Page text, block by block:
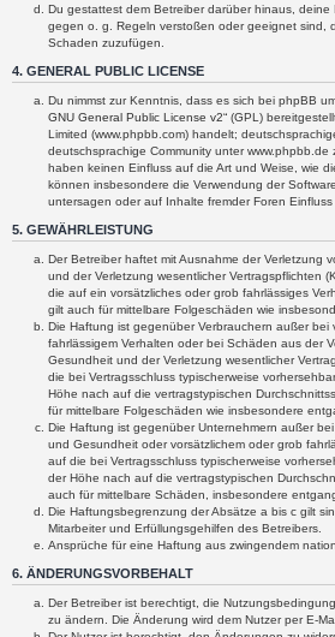
Du gestattest dem Betreiber darüber hinaus,
gegen o. g. Regeln verstoßen oder geeignet sind,
Schaden zuzufügen.
4. GENERAL PUBLIC LICENSE
Du nimmst zur Kenntnis, dass es sich bei phpBB
GNU General Public License v2“ (GPL)
Limited (www.phpbb.com) handelt;
deutschsprachige Community unter www.phpbb.de
haben keinen Einfluss auf die Art und Weise, wie
können insbesondere die Verwendung der
untersagen oder auf Inhalte fremder Foren Einfluss
5. GEWÄHRLEISTUNG
Der Betreiber haftet mit Ausnahme der Verletzung
und der Verletzung wesentlicher Vertragspflichten
die auf ein vorsätzliches oder grob fahrlässiges
gilt auch für mittelbare Folgeschäden wie
Die Haftung ist gegenüber Verbrauchern außer bei
fahrlässigem Verhalten oder bei Schäden aus der
Gesundheit und der Verletzung wesentlicher
die bei Vertragsschluss typischerweise
Höhe nach auf die vertragstypischen
für mittelbare Folgeschäden wie insbesondere
Die Haftung ist gegenüber Unternehmern außer
und Gesundheit oder vorsätzlichem oder grob
auf die bei Vertragsschluss typischerweise
der Höhe nach auf die vertragstypischen
auch für mittelbare Schäden, insbesondere
Die Haftungsbegrenzung der Absätze a bis c gilt
Mitarbeiter und Erfüllungsgehilfen des Betreibers.
Ansprüche für eine Haftung aus zwingendem
6. ÄNDERUNGSVORBEHALT
Der Betreiber ist berechtigt, die
zu ändern. Die Änderung wird dem Nutzer per E-